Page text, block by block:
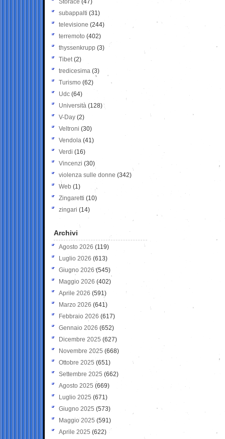
Storace (47)
subappalti (31)
televisione(244)
terremoto (402)
thyssenkrupp (3)
Tibet(2)
tredicesima (3)
Turismo (62)
Udc (64)
Università (128)
V-Day (2)
Veltroni (30)
Vendola (41)
Verdi (16)
Vincenzi (30)
violenza sulle donne (342)
Web (1)
Zingaretti (10)
zingari (14)
Archivi
Agosto 2026 (119)
Luglio 2026 (613)
Giugno 2026 (545)
Maggio 2026 (402)
Aprile 2026 (591)
Marzo 2026 (641)
Febbraio 2026 (617)
Gennaio 2026 (652)
Dicembre 2025 (627)
Novembre 2025 (668)
Ottobre 2025 (651)
Settembre 2025 (662)
Agosto 2025 (669)
Luglio 2025 (671)
Giugno 2025 (573)
Maggio 2025 (591)
Aprile 2025 (622)